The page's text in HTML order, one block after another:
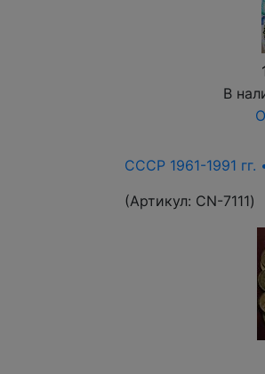
В
СССР 1961-1991
(Артикул: СN-7111)